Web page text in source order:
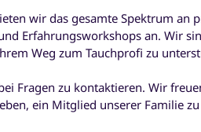
wir das gesamte Spektrum an
Erfahrungsworkshops an. Wir
Weg zum Tauchprofi zu
Fragen zu kontaktieren. Wir
ein Mitglied unserer Familie zu